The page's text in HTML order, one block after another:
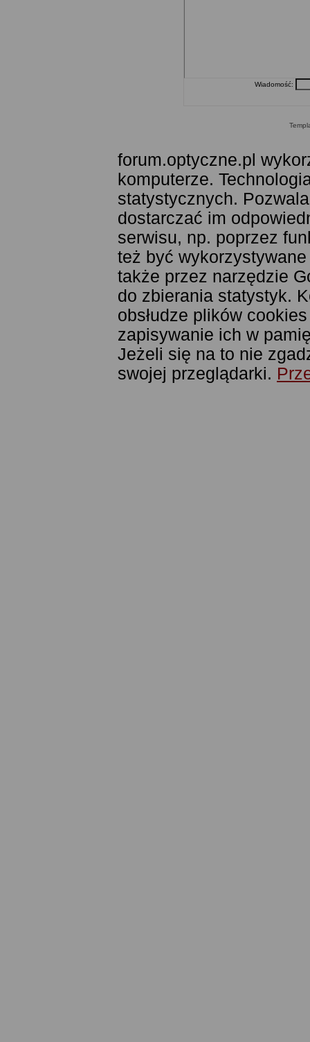
Wiadomość:
forum.optyczne.pl
komputerze.
statystycznych.
dostarczać im
serwisu, np. poprzez
też być
także przez narzędzie
do zbierania statystyk.
obsłudze plików
zapisywanie ich w
Jeżeli się na to nie
swojej przeglądarki.